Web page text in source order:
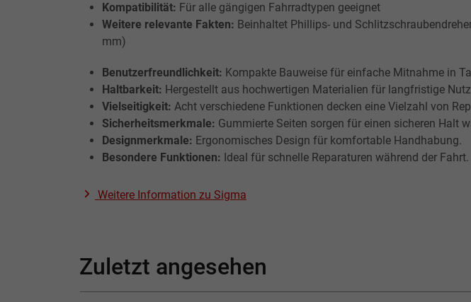
Kompatibilität: Für alle gängigen Fahrradtypen geeignet
Weitere relevante Fakten: Beinhaltet Phillips- und
mm)
Benutzerfreundlichkeit: Kompakte Bauweise für einfache Mitnahme in
Haltbarkeit: Hergestellt aus hochwertigen Materialien für langfristige
Vielseitigkeit: Acht verschiedene Funktionen decken eine Vielzahl von
Sicherheitsmerkmale: Gummierte Seiten sorgen für einen sicheren Halt
Designmerkmale: Ergonomisches Design für komfortable Handhabung.
Besondere Funktionen: Ideal für schnelle Reparaturen während der Fahrt.
Weitere Information zu Sigma
Zuletzt angesehen